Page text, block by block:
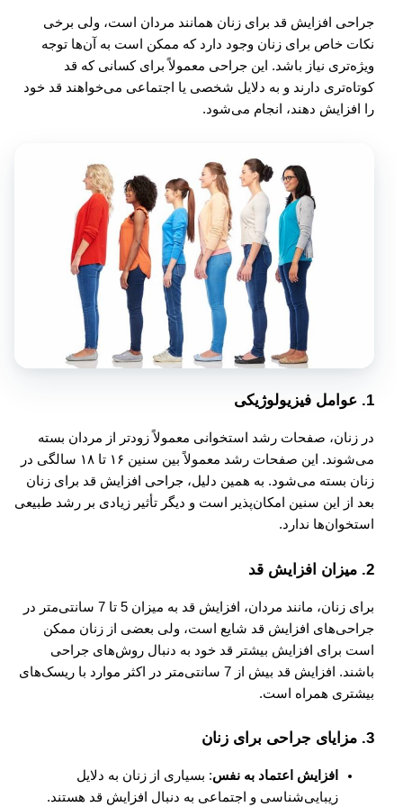
جراحی افزایش قد برای زنان همانند مردان است، ولی برخی
نکات خاص برای زنان وجود دارد که ممکن است به آن‌ها توجه
ویژه‌تری نیاز باشد. این جراحی معمولاً برای کسانی که قد
کوتاه‌تری دارند و به دلایل شخصی یا اجتماعی می‌خواهند قد خود
را افزایش دهند، انجام می‌شود.
1. عوامل فیزیولوژیکی
در زنان، صفحات رشد استخوانی معمولاً زودتر از مردان بسته
می‌شوند. این صفحات رشد معمولاً بین سنین ۱۶ تا ۱۸ سالگی در
زنان بسته می‌شود. به همین دلیل، جراحی افزایش قد برای زنان
بعد از این سنین امکان‌پذیر است و دیگر تأثیر زیادی بر رشد طبیعی
استخوان‌ها ندارد.
2. میزان افزایش قد
برای زنان، مانند مردان، افزایش قد به میزان 5 تا 7 سانتی‌متر در
جراحی‌های افزایش قد شایع است، ولی بعضی از زنان ممکن
است برای افزایش بیشتر قد خود به دنبال روش‌های جراحی
باشند. افزایش قد بیش از 7 سانتی‌متر در اکثر موارد با ریسک‌های
بیشتری همراه است.
3. مزایای جراحی برای زنان
افزایش اعتماد به نفس: بسیاری از زنان به دلایل
زیبایی‌شناسی و اجتماعی به دنبال افزایش قد هستند.